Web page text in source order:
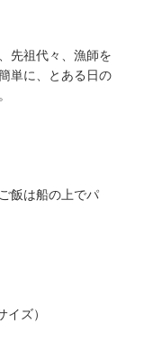
先祖代々、漁師を
単に、とある日の
飯は船の上でパ
ズ）